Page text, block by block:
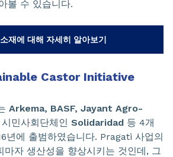
볼 수 있습니다.
재에 대해 자세히 알아보기
Castor Initiative
Arkema, BASF, Jayant Agro-
민사회단체인 Solidaridad 등 4개
년에 출범하였습니다. Pragati 사업의
마자 생산성을 향상시키는 것인데, 그